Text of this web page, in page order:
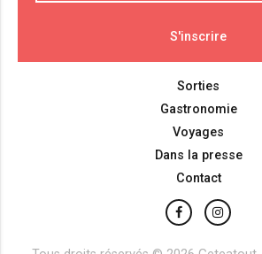
Sorties
Gastronomie
Voyages
Dans la presse
Contact